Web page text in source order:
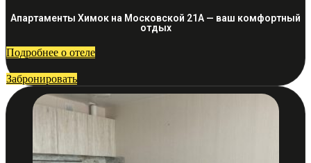
Апартаменты Химок на Московской 21А — ваш комфортный
отдых
Подробнее о отеле
Забронировать